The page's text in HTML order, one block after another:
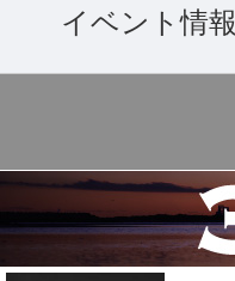
イベント情報